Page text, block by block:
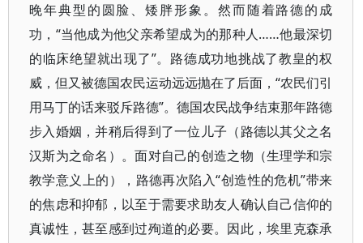
晚年典型的圆脸、矮胖形象。然而随着路德的成
功，“当他成为他父亲希望成为的那种人……他最深切
的临床绝望就出现了”。路德成功地挑战了教皇的权
威，但又被德国农民运动远远抛在了后面，“农民们引
用马丁的话来驳斥路德”。德国农民战争结束那年路德
步入婚姻，并稍后得到了一位儿子（路德以其父之名
汉斯为之命名）。面对自己的创造之物（生理学和宗
教学意义上的），路德再次陷入“创造性的危机”带来
的焦虑和抑郁，以至于需要求助友人确认自己信仰的
真诚性，甚至感到过殉道的必要。因此，埃里克森承